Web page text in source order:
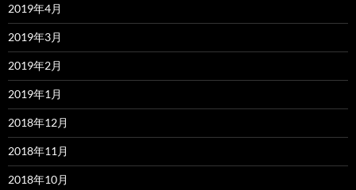
2019年4月
2019年3月
2019年2月
2019年1月
2018年12月
2018年11月
2018年10月